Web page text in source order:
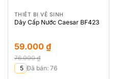
THIẾT BỊ VỆ SINH
Dây Cấp Nước Caesar BF423
76.000₫
Giá
59.000 ₫
Giá
5 Đã bán: 76